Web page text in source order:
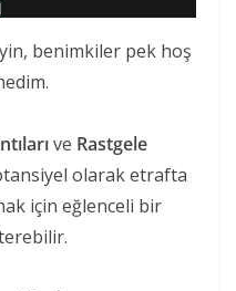
benimkiler pek hoş
ve Rastgele
olarak etrafta
için eğlenceli bir